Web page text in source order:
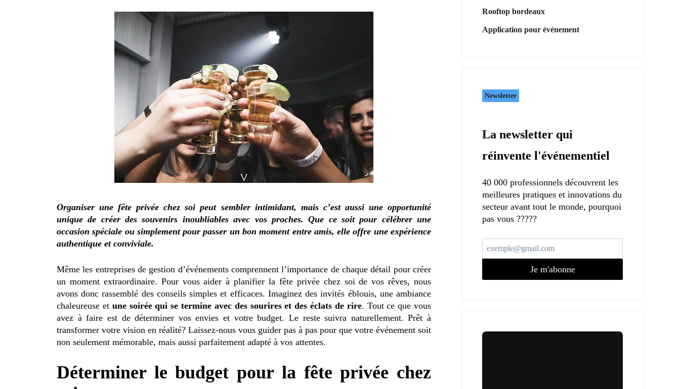
Organiser une fête privée chez soi peut sembler intimidant, mais c’est aussi une opportunité
unique de créer des souvenirs inoubliables avec vos proches. Que ce soit pour célébrer une
occasion spéciale ou simplement pour passer un bon moment entre amis, elle offre une expérience
authentique et conviviale.
Même les entreprises de gestion d’événements comprennent l’importance de chaque détail pour créer
un moment extraordinaire. Pour vous aider à planifier la fête privée chez soi de vos rêves, nous
avons donc rassemblé des conseils simples et efficaces. Imaginez des invités éblouis, une ambiance
chaleureuse et une soirée qui se termine avec des sourires et des éclats de rire. Tout ce que vous
avez à faire est de déterminer vos envies et votre budget. Le reste suivra naturellement. Prêt à
transformer votre vision en réalité? Laissez-nous vous guider pas à pas pour que votre événement soit
non seulement mémorable, mais aussi parfaitement adapté à vos attentes.
Déterminer le budget pour la fête privée chez
Rooftop bordeaux
Application pour événement
Newsletter
La newsletter qui
réinvente l'événementiel
40 000 professionnels découvrent les
meilleures pratiques et innovations du
secteur avant tout le monde, pourquoi
pas vous ?????
Je m'abonne